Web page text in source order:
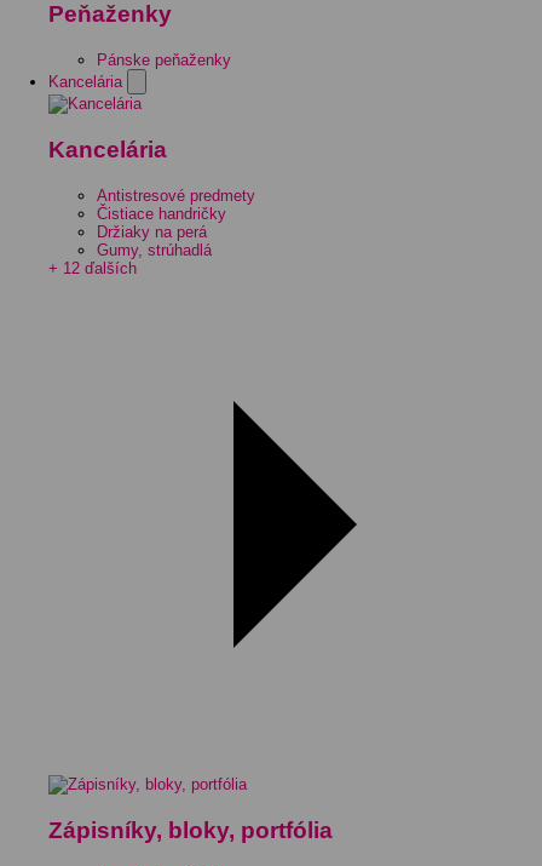
Peňaženky
Pánske peňaženky
Kancelária
Kancelária
Antistresové predmety
Čistiace handričky
Držiaky na perá
Gumy, strúhadlá
+ 12 ďalších
Zápisníky, bloky, portfólia